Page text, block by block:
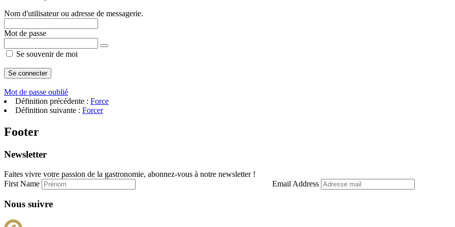
Nom d'utilisateur ou adresse de messagerie.
Mot de passe
Se souvenir de moi
Mot de passe oublié
Définition précédente : Force
Définition suivante : Forcer
Footer
Newsletter
Faites vivre votre passion de la gastronomie, abonnez-vous à notre newsletter !
First Name
Email Address
Nous suivre